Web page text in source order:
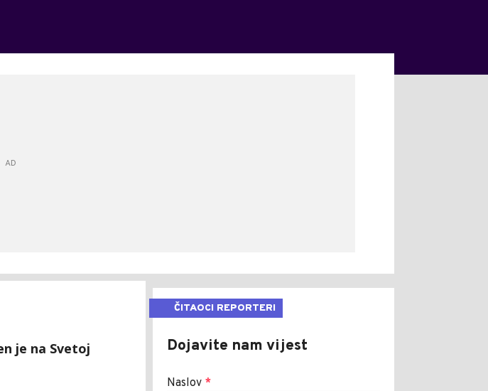
je na Svetoj
ČITAOCI REPORTERI
Dojavite nam vijest
Naslov *